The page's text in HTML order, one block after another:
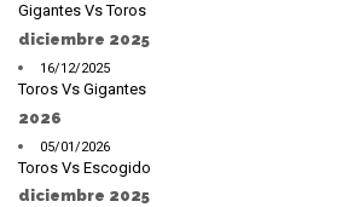
Gigantes Vs Toros
diciembre 2025
16/12/2025
Toros Vs Gigantes
2026
05/01/2026
Toros Vs Escogido
diciembre 2025